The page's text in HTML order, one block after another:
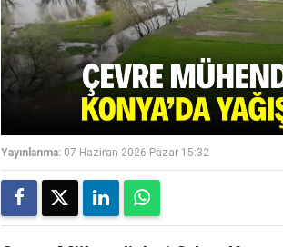
Yayınlanma: 07 Haziran 2026 Pazar 15:32